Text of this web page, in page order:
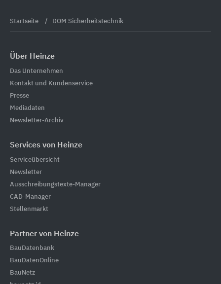
Startseite DOM Sicherheitstechnik
Über Heinze
Das Unternehmen
Kontakt und Kundenservice
Presse
Mediadaten
Newsletter-Archiv
Services von Heinze
Serviceübersicht
Newsletter
Ausschreibungstexte-Manager
CAD-Manager
Stellenmarkt
Partner von Heinze
BauDatenbank
BauDatenOnline
BauNetz